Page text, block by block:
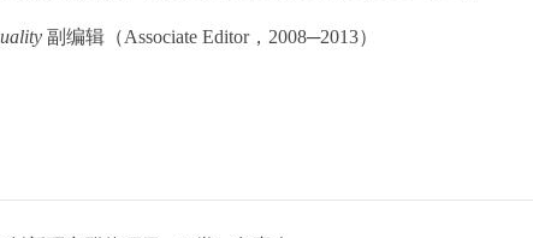
副编辑（Associate Editor，2008─2013）